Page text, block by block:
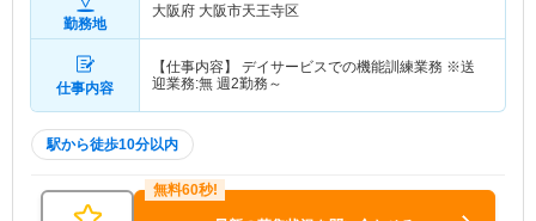
勤務地
大阪府 大阪市天王寺区
仕事内容
【仕事内容】 デイサービスでの機能訓練業務 ※送
迎業務:無 週2勤務～
駅から徒歩10分以内